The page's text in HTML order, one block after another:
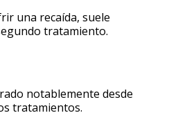
una recaída, suele
tratamiento.
notablemente desde
tratamientos.